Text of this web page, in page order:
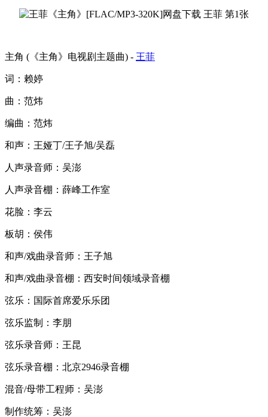
主角 (《主角》电视剧主题曲) - 王菲
词：赖婷
曲：范炜
编曲：范炜
和声：王娅丁/王子旭/吴磊
人声录音师：吴澎
人声录音棚：薛峰工作室
花脸：李云
板胡：侯伟
和声/戏曲录音师：王子旭
和声/戏曲录音棚：西安时间领域录音棚
弦乐：国际首席爱乐乐团
弦乐监制：李朋
弦乐录音师：王昆
弦乐录音棚：北京2946录音棚
混音/母带工程师：吴澎
制作统筹：吴澎